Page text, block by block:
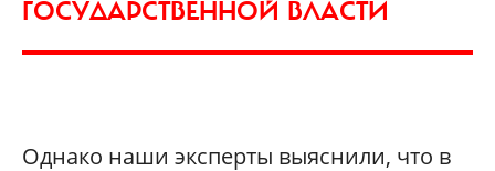
ГОСУДАРСТВЕННОЙ ВЛАСТИ
Однако наши эксперты выяснили, что в